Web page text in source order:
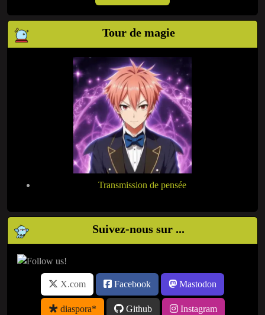
Tour de magie
Transmission de pensée
Suivez-nous sur ...
X.com Facebook Mastodon
diaspora* Github Instagram